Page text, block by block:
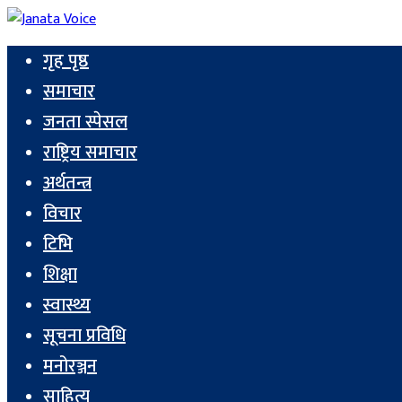
गृह पृष्ठ
समाचार
जनता स्पेसल
राष्ट्रिय समाचार
अर्थतन्त्र
विचार
टिभि
शिक्षा
स्वास्थ्य
सूचना प्रविधि
मनोरञ्जन